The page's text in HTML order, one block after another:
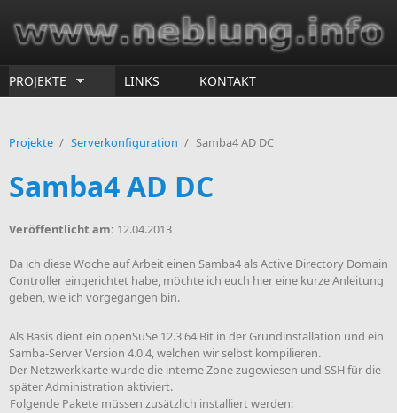
PROJEKTE LINKS KONTAKT
Projekte / Serverkonfiguration / Samba4 AD DC
Samba4 AD DC
Veröffentlicht am: 12.04.2013
Da ich diese Woche auf Arbeit einen Samba4 als Active Directory Domain
Controller eingerichtet habe, möchte ich euch hier eine kurze Anleitung
geben, wie ich vorgegangen bin.
Als Basis dient ein openSuSe 12.3 64 Bit in der Grundinstallation und ein
Samba-Server Version 4.0.4, welchen wir selbst kompilieren.
Der Netzwerkkarte wurde die interne Zone zugewiesen und SSH für die
später Administration aktiviert.
Folgende Pakete müssen zusätzlich installiert werden: